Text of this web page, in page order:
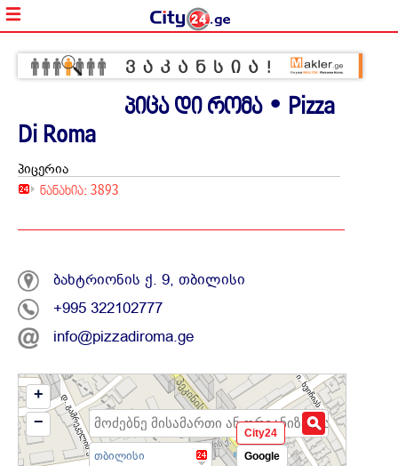
პიცა დი რომა • Pizza
Di Roma
პიცერია
ნანახია: 3893
ბახტრიონის ქ. 9, თბილისი
+995 322102777
info@pizzadiroma.ge
თბილისი
+
−
City24
Google